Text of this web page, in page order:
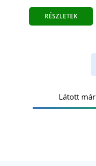
RÉSZLETEK
Látott